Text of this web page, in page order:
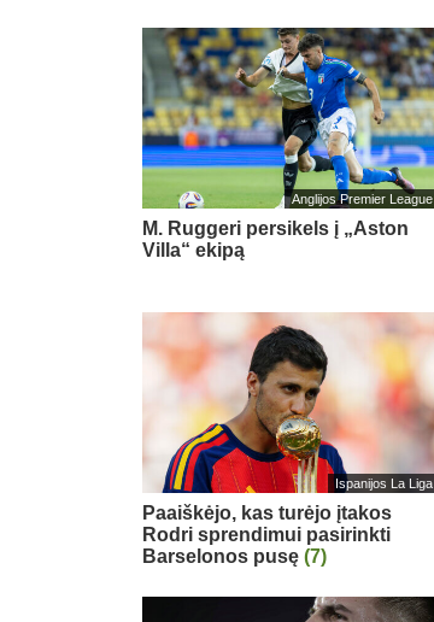
Anglijos Premier League
M. Ruggeri persikels į „Aston
Villa“ ekipą
Ispanijos La Liga
Paaiškėjo, kas turėjo įtakos
Rodri sprendimui pasirinkti
Barselonos pusę (7)